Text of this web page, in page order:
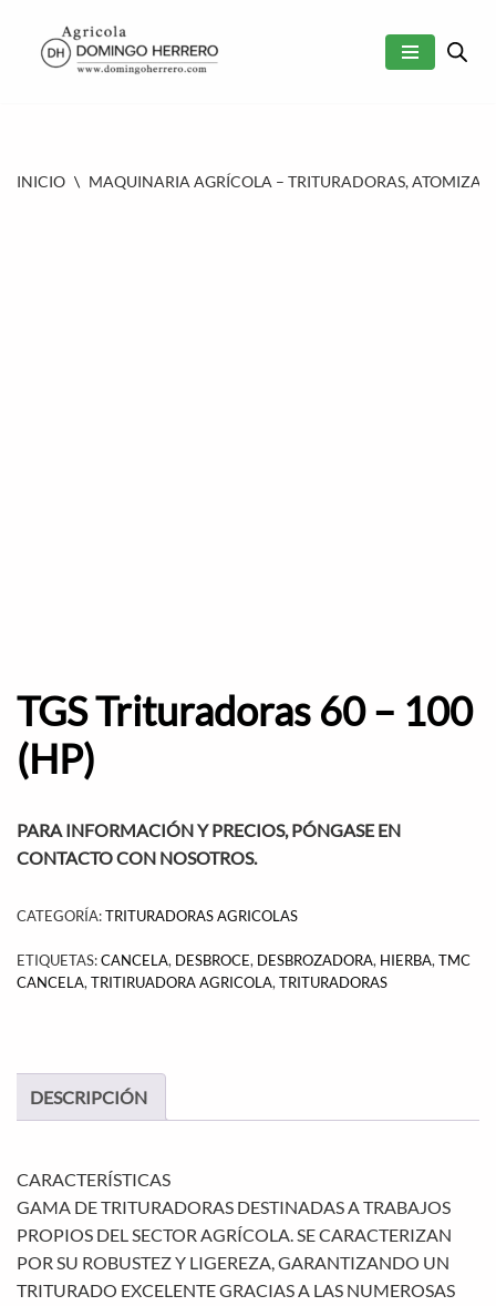
SALTAR
INICIO \ MAQUINARIA AGRÍCOLA – TRITURADORAS,
TGS Trituradoras 60 – 100
(HP)
PARA INFORMACIÓN Y PRECIOS, PÓNGASE EN
CONTACTO CON NOSOTROS.
CATEGORÍA:TRITURADORAS AGRICOLAS
ETIQUETAS:CANCELA, DESBROCE, DESBROZADORA, HIERBA,TMC
CANCELA,TRITIRUADORA AGRICOLA,TRITURADORAS
DESCRIPCIÓN
CARACTERÍSTICAS
GAMA DE TRITURADORAS DESTINADAS A TRABAJOS
PROPIOS DEL SECTOR AGRÍCOLA. SE CARACTERIZAN
POR SU ROBUSTEZ Y LIGEREZA, GARANTIZANDO UN
TRITURADO EXCELENTE GRACIAS A LAS NUMEROSAS